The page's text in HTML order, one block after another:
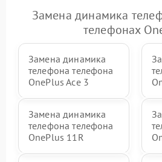
Замена динамика
телефонах
Замена динамика
телефона телефона
OnePlus Ace 3
Замена динамика
телефона телефона
OnePlus 11R